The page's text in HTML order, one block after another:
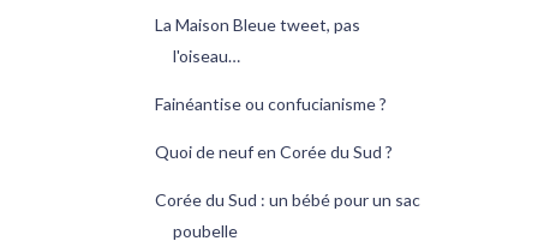
La Maison Bleue tweet, pas
l'oiseau…
Fainéantise ou confucianisme ?
Quoi de neuf en Corée du Sud ?
Corée du Sud : un bébé pour un sac
poubelle